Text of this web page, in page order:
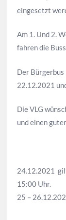
eingesetzt
Am 1. Und 2.
fahren die
Der
22.12.2021
Die VLG
und einen
24.12.2021
15:00 Uhr.
25 –